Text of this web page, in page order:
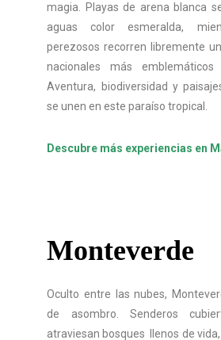
magia. Playas de arena blanca
aguas color esmeralda,
perezosos recorren libremente
nacionales más
Aventura, biodiversidad y
se unen en este paraíso tropical.
Descubre más experiencias en
Monteverde
Oculto entre las nubes,
de asombro. Senderos
atraviesan bosques llenos de